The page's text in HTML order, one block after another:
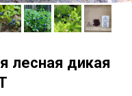
лесная дикая